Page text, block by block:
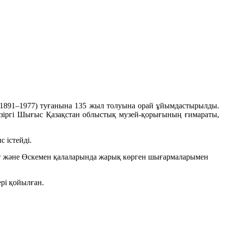
туғанына 135 жыл толуына орай ұйымдастырылды.
Шығыс Қазақстан облыстық музей-қорығының ғимараты,
Өскемен қалаларында жарық көрген шығармаларымен
қойылған.